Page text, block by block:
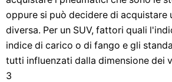
oppure si può decidere di acquistare
diversa. Per un SUV, fattori quali
indice di carico o di fango e gli
tutti influenzati dalla dimensione dei
3